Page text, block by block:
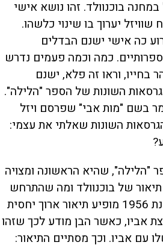
בוכנוולד. זהו נושא אישי
יערוך בו שינוי כלשהו.
כה אישי ישנם הבדלים
כמה וכמה פעמים נדרש
בחייו, וראו זה פלא, ישנם
השונות של הספר "הלילה".
בשם "מות אבי" שפרסם ויזל
השונות שאלתי את עצמי:
"הלילה", שהיא הראשונה ומצויה
של בוכנוולד ומה שהתרחש
שם. בגרסה ביידיש משנת 1956 מופיע תיאור ארוך יחסית
אביו, כאשר הבן מודע לכך שזהו
עם אביו. וכך מסתיים התיאור: